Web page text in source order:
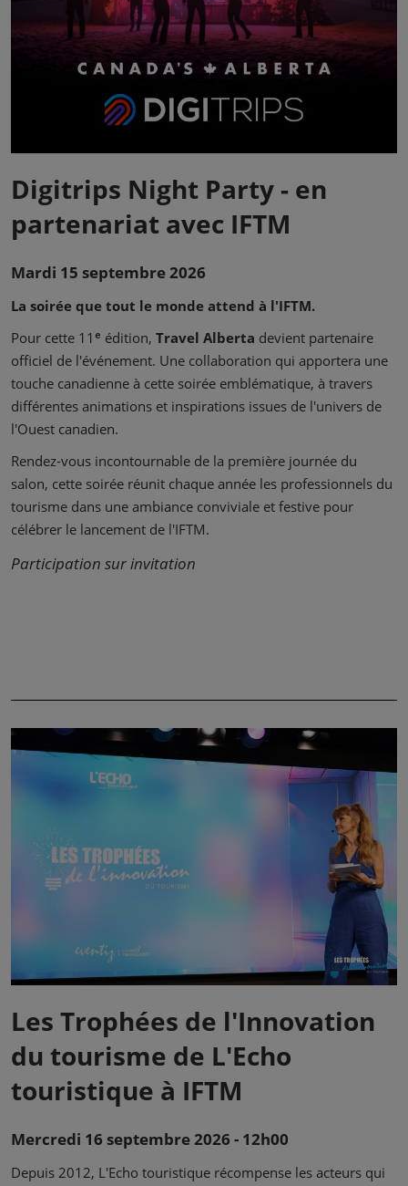
Digitrips Night Party - en
partenariat avec IFTM
Mardi 15 septembre 2026
La soirée que tout le monde attend à l'IFTM.
Pour cette 11ᵉ édition, Travel Alberta devient partenaire
officiel de l'événement. Une collaboration qui apportera une
touche canadienne à cette soirée emblématique, à travers
différentes animations et inspirations issues de l'univers de
l'Ouest canadien.
Rendez-vous incontournable de la première journée du
salon, cette soirée réunit chaque année les professionnels du
tourisme dans une ambiance conviviale et festive pour
célébrer le lancement de l'IFTM.
Participation sur invitation
Les Trophées de l'Innovation
du tourisme de L'Echo
touristique à IFTM
Mercredi 16 septembre 2026 - 12h00
Depuis 2012, L'Echo touristique récompense les acteurs qui